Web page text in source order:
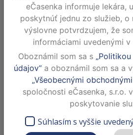
Dnes neordinuje
Poliklinika Klokočina
ZOBRAZIŤ NA MAPE
Dovolenka od
eČasenka informuje lekára,
poskytnúť jednu zo služieb,
výslovne potvrdzujem, že
informáciami uvedenými
Oboznámil som sa s
údajov“a oboznámil som sa a
„Všeobecnými
spoločnosti eČasenka, s.r.o.
poskytovanie
Súhlasím s vyššie